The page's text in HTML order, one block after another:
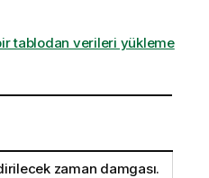
tablodan verileri yükleme
zaman damgası.